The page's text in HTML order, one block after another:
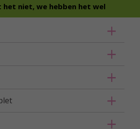
het niet, we hebben het wel